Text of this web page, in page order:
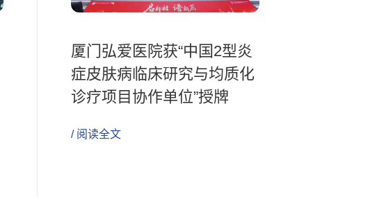
厦门弘爱医院获“中国2型炎
症皮肤病临床研究与均质化
诊疗项目协作单位”授牌
/ 阅读全文